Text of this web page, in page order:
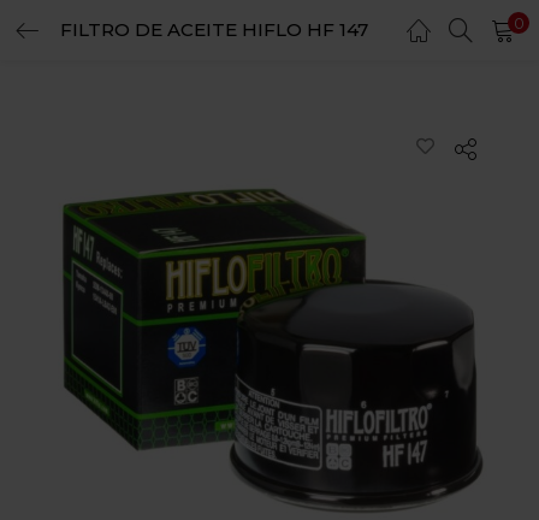
FILTRO DE ACEITE HIFLO HF 147 0
LOGIN REGISTER
Remember me
Login
Lost password?